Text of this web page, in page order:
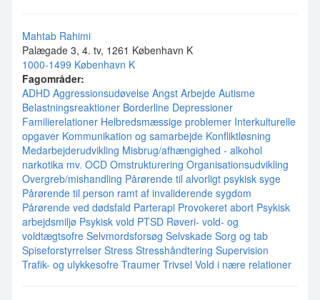
Mahtab Rahimi
Palægade 3, 4. tv, 1261 København K
1000-1499 København K
Fagområder:
ADHD Aggressionsudøvelse Angst Arbejde Autisme
Belastningsreaktioner Borderline Depressioner
Familierelationer Helbredsmæssige problemer Interkulturelle
opgaver Kommunikation og samarbejde Konfliktløsning
Medarbejderudvikling Misbrug/afhængighed - alkohol
narkotika mv. OCD Omstrukturering Organisationsudvikling
Overgreb/mishandling Pårørende til alvorligt psykisk syge
Pårørende til person ramt af invaliderende sygdom
Pårørende ved dødsfald Parterapi Provokeret abort Psykisk
arbejdsmiljø Psykisk vold PTSD Røveri- vold- og
voldtægtsofre Selvmordsforsøg Selvskade Sorg og tab
Spiseforstyrrelser Stress Stresshåndtering Supervision
Trafik- og ulykkesofre Traumer Trivsel Vold i nære relationer